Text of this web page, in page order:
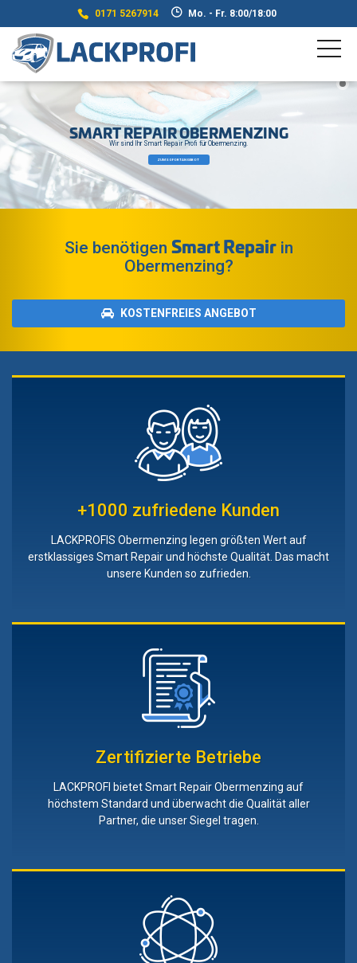
0171 5267914 Mo. - Fr. 8:00/18:00
SMART REPAIR OBERMENZING
Wir sind Ihr Smart Repair Profi für Obermenzing.
ZUM SOFORTANGEBOT
Sie benötigen Smart Repairin
Obermenzing?
KOSTENFREIES ANGEBOT
+1000 zufriedene Kunden
LACKPROFIS Obermenzing legen größten Wert auf
erstklassiges Smart Repair und höchste Qualität. Das macht
unsere Kunden so zufrieden.
Zertifizierte Betriebe
LACKPROFI bietet Smart Repair Obermenzing auf
höchstem Standard und überwacht die Qualität aller
Partner, die unser Siegel tragen.